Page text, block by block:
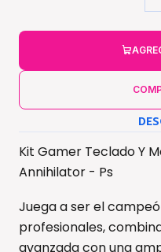
Kit Gamer Teclado Y
Annihilator - Ps
Juega a ser el
profesionales,
avanzada con una